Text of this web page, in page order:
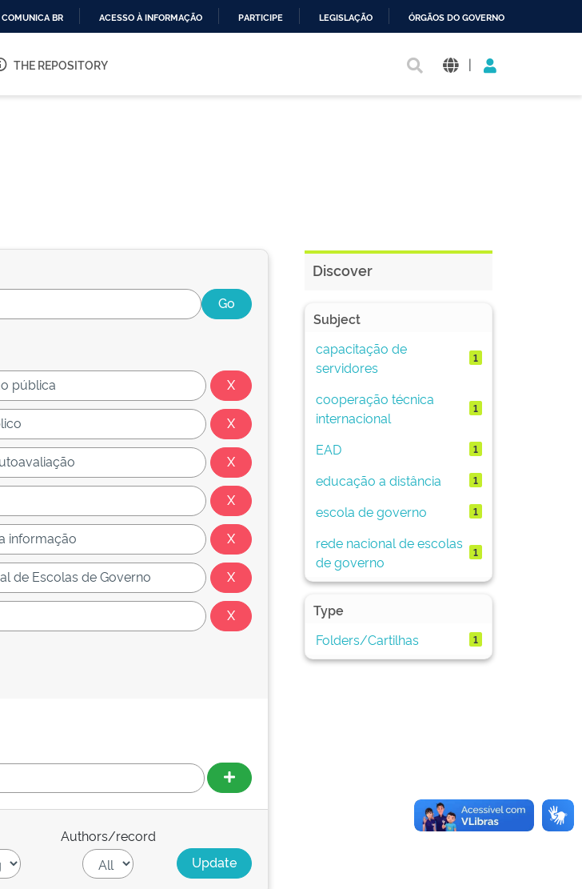
O
COMUNICA BR ACESSO À INFORMAÇÃO PARTICIPE LEGISLAÇÃO ÓRGÃOS DO GOVERNO
THE REPOSITORY |
Authors/record
Discover
Subject
capacitação de
servidores
1
cooperação técnica
internacional
1
EAD 1
educação a distância 1
escola de governo 1
rede nacional de escolas
de governo
1
Type
Folders/Cartilhas
1